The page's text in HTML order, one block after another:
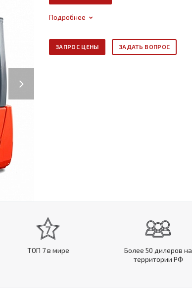
Подробнее
ЗАПРОС ЦЕНЫ ЗАДАТЬ ВОПРОС
ТОП 7 в мире
Более 50 дилеров на
территории РФ